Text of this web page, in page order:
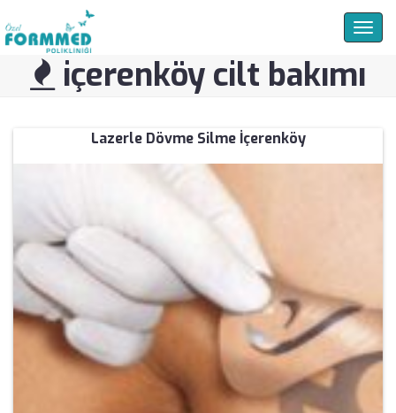
içerenköy cilt bakımı
Lazerle Dövme Silme İçerenköy